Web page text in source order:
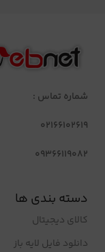
شماره تماس :
02166102619
09366119082
دسته بندی ها
کالای دیجیتال
دانلود فایل لایه باز